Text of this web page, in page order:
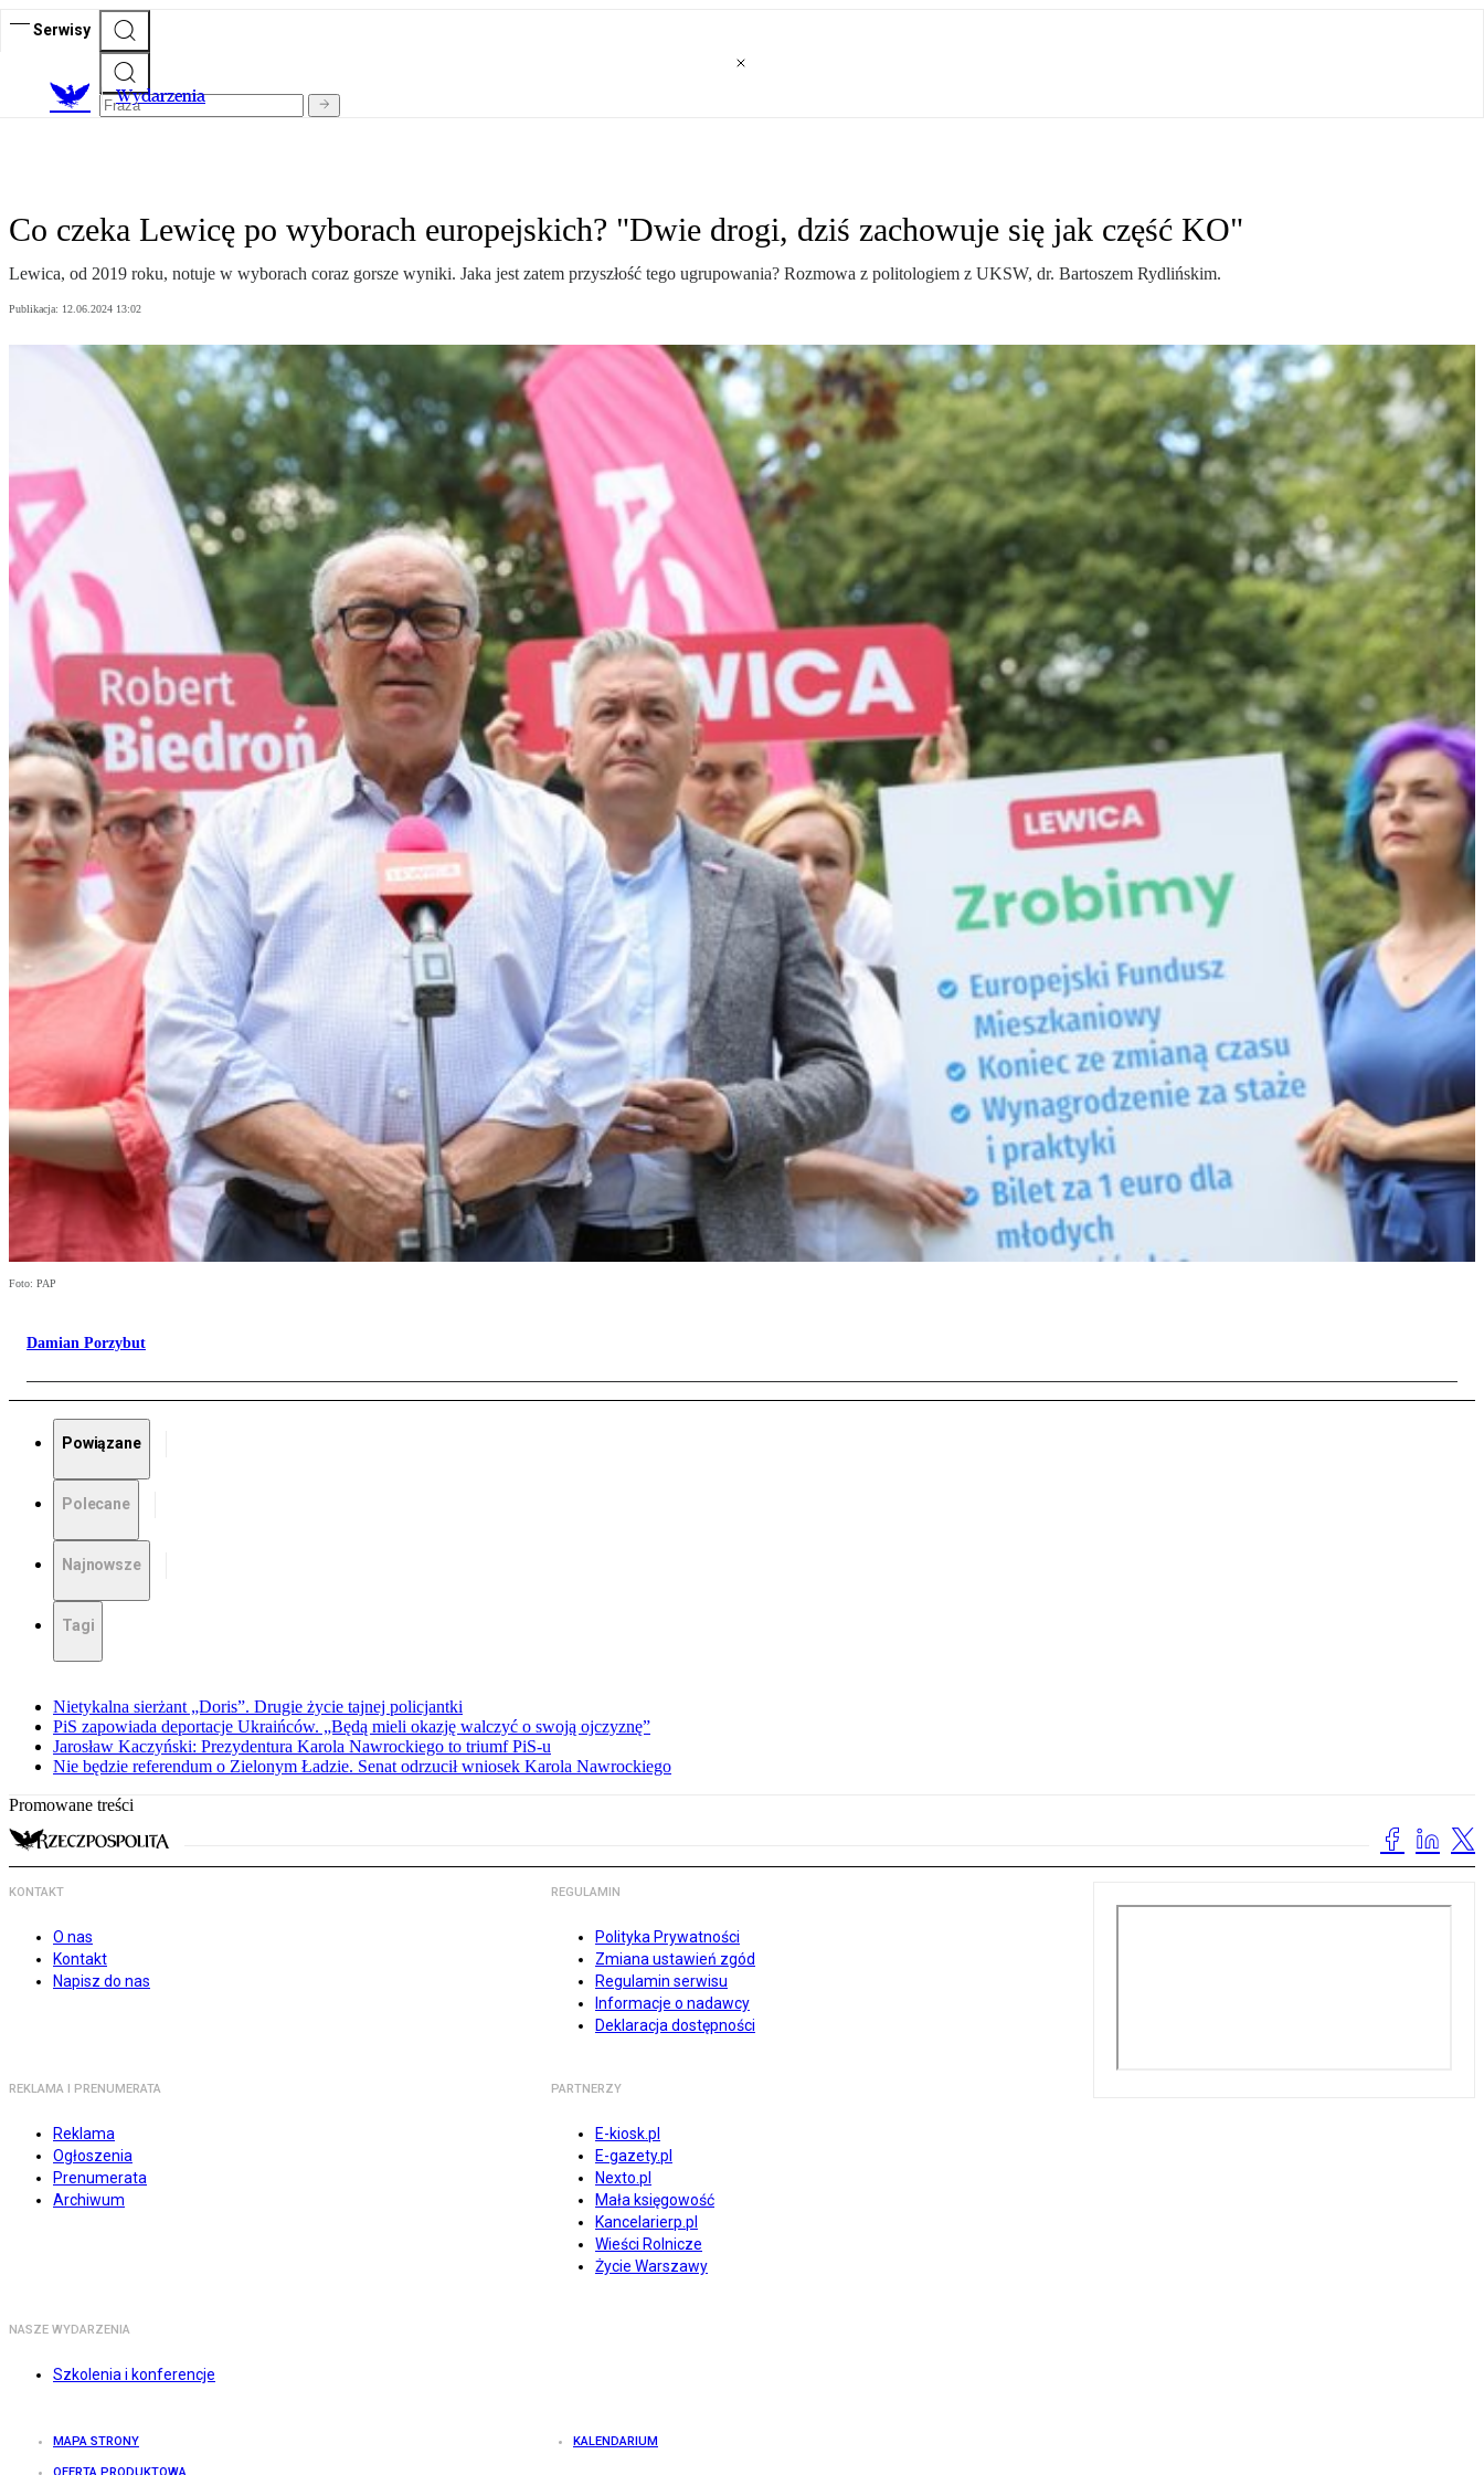
Serwisy
Wydarzenia
Co czeka Lewicę po wyborach europejskich? "Dwie drogi, dziś zachowuje się jak część KO"
Lewica, od 2019 roku, notuje w wyborach coraz gorsze wyniki. Jaka jest zatem przyszłość tego ugrupowania? Rozmowa z politologiem z UKSW, dr. Bartoszem Rydlińskim.
Publikacja: 12.06.2024 13:02
Foto: PAP
Damian Porzybut
Powiązane
Polecane
Najnowsze
Tagi
Nietykalna sierżant „Doris”. Drugie życie tajnej policjantki
PiS zapowiada deportacje Ukraińców. „Będą mieli okazję walczyć o swoją ojczyznę”
Jarosław Kaczyński: Prezydentura Karola Nawrockiego to triumf PiS-u
Nie będzie referendum o Zielonym Ładzie. Senat odrzucił wniosek Karola Nawrockiego
Promowane treści
KONTAKT
O nas
Kontakt
Napisz do nas
REGULAMIN
Polityka Prywatności
Zmiana ustawień zgód
Regulamin serwisu
Informacje o nadawcy
Deklaracja dostępności
REKLAMA I PRENUMERATA
Reklama
Ogłoszenia
Prenumerata
Archiwum
PARTNERZY
E-kiosk.pl
E-gazety.pl
Nexto.pl
Mała księgowość
Kancelarierp.pl
Wieści Rolnicze
Życie Warszawy
NASZE WYDARZENIA
Szkolenia i konferencje
MAPA STRONY KALENDARIUM